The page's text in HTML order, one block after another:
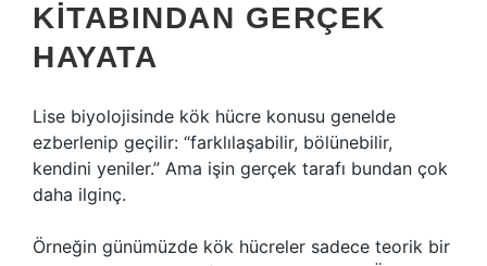
KITABINDAN GERÇEK
HAYATA
Lise biyolojisinde kök hücre konusu genelde
ezberlenip geçilir: “farklılaşabilir, bölünebilir,
kendini yeniler.” Ama işin gerçek tarafı bundan çok
daha ilginç.
Örneğin günümüzde kök hücreler sadece teorik bir